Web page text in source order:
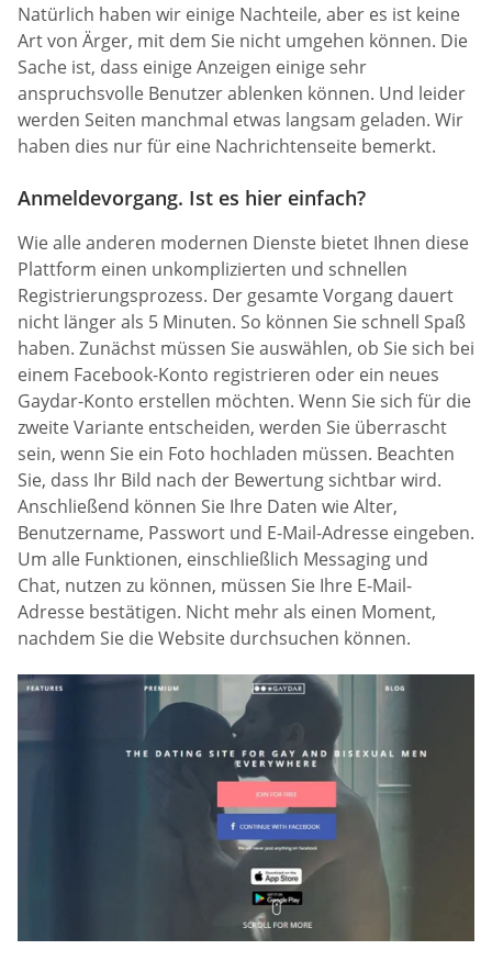
Natürlich haben wir einige Nachteile, aber es ist keine
Art von Ärger, mit dem Sie nicht umgehen können. Die
Sache ist, dass einige Anzeigen einige sehr
anspruchsvolle Benutzer ablenken können. Und leider
werden Seiten manchmal etwas langsam geladen. Wir
haben dies nur für eine Nachrichtenseite bemerkt.
Anmeldevorgang. Ist es hier einfach?
Wie alle anderen modernen Dienste bietet Ihnen diese
Plattform einen unkomplizierten und schnellen
Registrierungsprozess. Der gesamte Vorgang dauert
nicht länger als 5 Minuten. So können Sie schnell Spaß
haben. Zunächst müssen Sie auswählen, ob Sie sich bei
einem Facebook-Konto registrieren oder ein neues
Gaydar-Konto erstellen möchten. Wenn Sie sich für die
zweite Variante entscheiden, werden Sie überrascht
sein, wenn Sie ein Foto hochladen müssen. Beachten
Sie, dass Ihr Bild nach der Bewertung sichtbar wird.
Anschließend können Sie Ihre Daten wie Alter,
Benutzername, Passwort und E-Mail-Adresse eingeben.
Um alle Funktionen, einschließlich Messaging und
Chat, nutzen zu können, müssen Sie Ihre E-Mail-
Adresse bestätigen. Nicht mehr als einen Moment,
nachdem Sie die Website durchsuchen können.